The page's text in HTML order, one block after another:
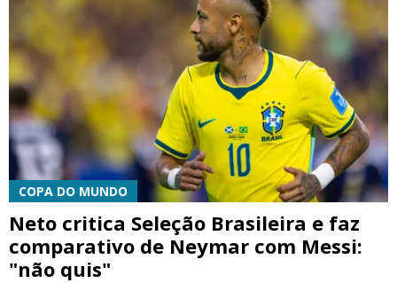
COPA DO MUNDO
Neto critica Seleção Brasileira e faz
comparativo de Neymar com Messi:
"não quis"